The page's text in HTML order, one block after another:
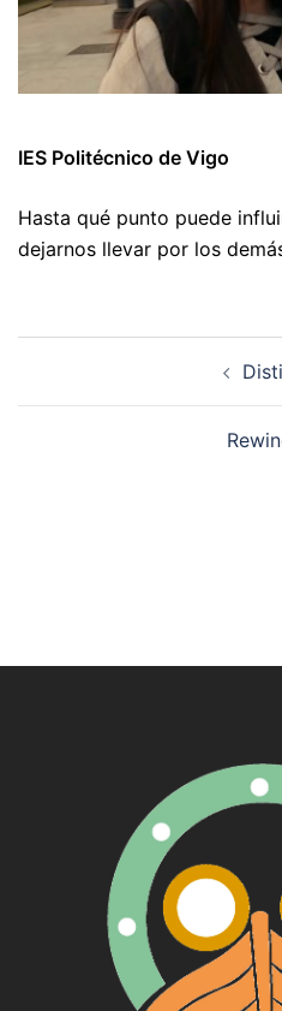
IES Politécnico de Vigo
Hasta qué punto puede
dejarnos llevar por los